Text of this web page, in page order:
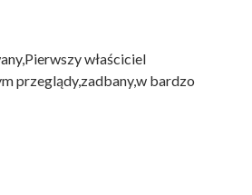
właściciel
przeglądy,zadbany,w bardzo